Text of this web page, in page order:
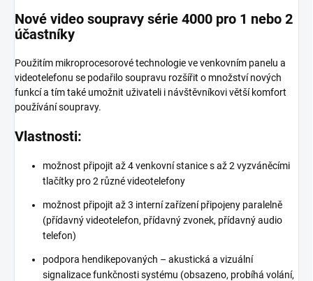
Nové video soupravy série 4000 pro 1 nebo 2
účastníky
Použitím mikroprocesorové technologie ve venkovním panelu a
videotelefonu se podařilo soupravu rozšířit o množství nových
funkcí a tím také umožnit uživateli i návštěvníkovi větší komfort
používání soupravy.
Vlastnosti:
možnost připojit až 4 venkovní stanice s až 2 vyzváněcími
tlačítky pro 2 různé videotelefony
možnost připojit až 3 interní zařízení připojeny paralelně
(přídavný videotelefon, přídavný zvonek, přídavný audio
telefon)
podpora hendikepovaných – akustická a vizuální
signalizace funkčnosti systému (obsazeno, probíhá volání,